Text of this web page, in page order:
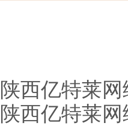
陕西亿特莱
陕西亿特莱